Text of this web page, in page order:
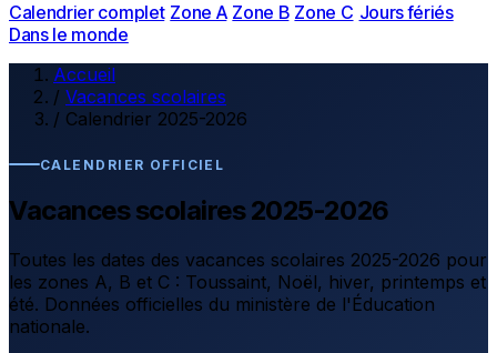
Calendrier complet Zone A Zone B Zone C Jours fériés
Dans le monde
Accueil
/ Vacances scolaires
/ Calendrier 2025-2026
CALENDRIER OFFICIEL
Vacances scolaires 2025-2026
Toutes les dates des vacances scolaires 2025-2026 pour
les zones A, B et C : Toussaint, Noël, hiver, printemps et
été. Données officielles du ministère de l'Éducation
nationale.